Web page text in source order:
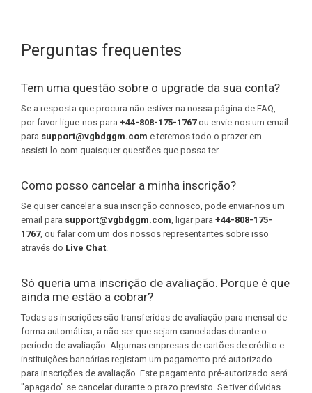
Perguntas frequentes
Tem uma questão sobre o upgrade da sua conta?
Se a resposta que procura não estiver na nossa página de FAQ,
por favor ligue-nos para +44-808-175-1767ou envie-nos um email
para support@vgbdggm.com e teremos todo o prazer em
assisti-lo com quaisquer questões que possa ter.
Como posso cancelar a minha inscrição?
Se quiser cancelar a sua inscrição connosco, pode enviar-nos um
email para support@vgbdggm.com , ligar para +44-808-175-
1767, ou falar com um dos nossos representantes sobre isso
através do Live Chat
Só queria uma inscrição de avaliação. Porque é que
ainda me estão a cobrar?
Todas as inscrições são transferidas de avaliação para mensal de
forma automática, a não ser que sejam canceladas durante o
período de avaliação. Algumas empresas de cartões de crédito e
instituições bancárias registam um pagamento pré-autorizado
para inscrições de avaliação. Este pagamento pré-autorizado será
"apagado" se cancelar durante o prazo previsto. Se tiver dúvidas